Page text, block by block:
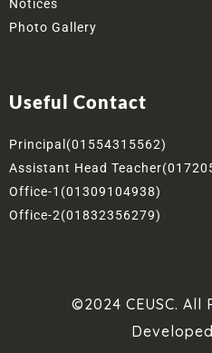
Notices
Photo Gallery
Useful Contact
Principal(01554315562)
Assistant Head
Office-1(01309104938)
Office-2(01832356279)
©2024 CEUSC. All